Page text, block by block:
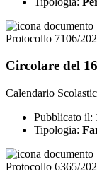
Protocollo 7106/
Circolare del
Calendario
Pubblicato il:
Tipologia:
Protocollo 6365/